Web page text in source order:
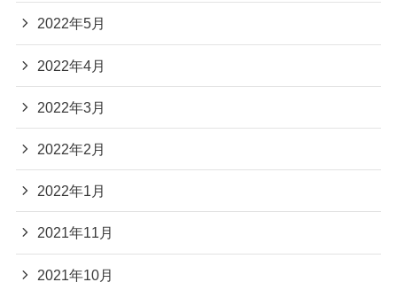
2022年5月
2022年4月
2022年3月
2022年2月
2022年1月
2021年11月
2021年10月